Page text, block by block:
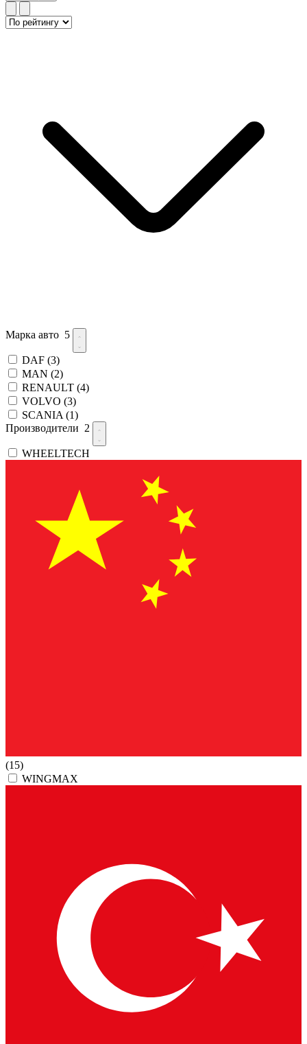
Марка авто 5
DAF (3)
MAN (2)
RENAULT (4)
VOLVO (3)
SCANIA (1)
Производители 2
WHEELTECH
(15)
WINGMAX